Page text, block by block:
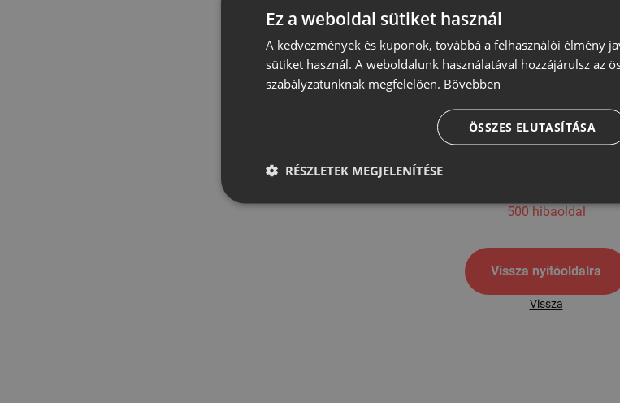
500
500 hibaoldal
Vissza nyítóoldalra
Vissza
Ez a weboldal sütiket használ
A kedvezmények és kuponok, továbbá a felhasználói élmény
sütiket használ. A weboldalunk használatával hozzájárulsz az
szabályzatunknak megfelelően. Bővebben
ÖSSZES ELUTASÍTÁSA
RÉSZLETEK MEGJELENÍTÉSE